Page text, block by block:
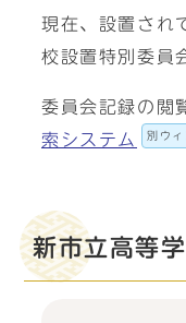
現在、設置され
校設置特別委員
委員会記録の閲
索システム
別ウィ
新市立高等